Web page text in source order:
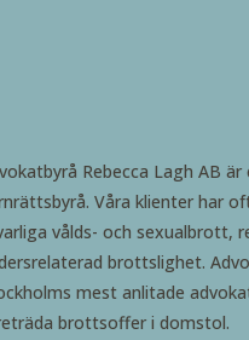
Rebecca Lagh AB
Våra klienter har
vålds- och sexualbrott,
brottslighet.
mest anlitade
brottsoffer i domstol.